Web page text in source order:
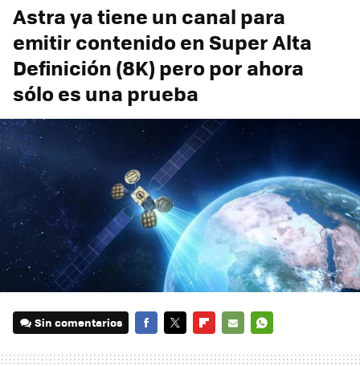
Astra ya tiene un canal para
emitir contenido en Super Alta
Definición (8K) pero por ahora
sólo es una prueba
Sin comentarios